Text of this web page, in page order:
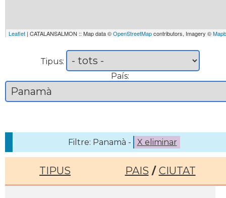
Leaflet | CATALANSALMON :: Map data ©OpenStreetMapcontributors, Imagery ©
Tipus:
País:
Filtre: Panamà - X eliminar
TIPUS PAIS / CIUTAT